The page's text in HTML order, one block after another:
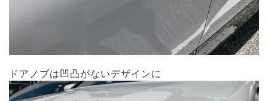
ドアノブは凹凸がないデザインに